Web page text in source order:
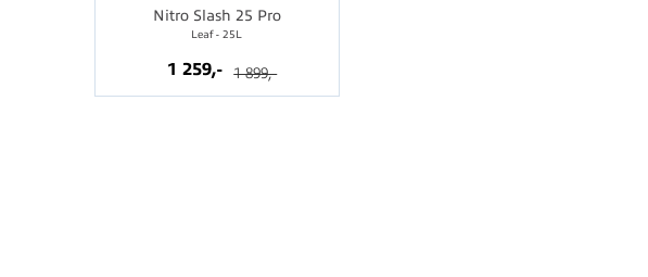
Nitro Slash 25 Pro
Leaf - 25L
1 259,- 1 899,-